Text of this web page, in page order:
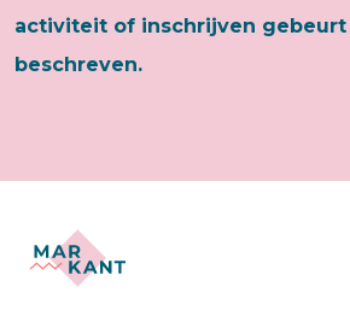
activiteit of inschrijven gebeurt
beschreven.